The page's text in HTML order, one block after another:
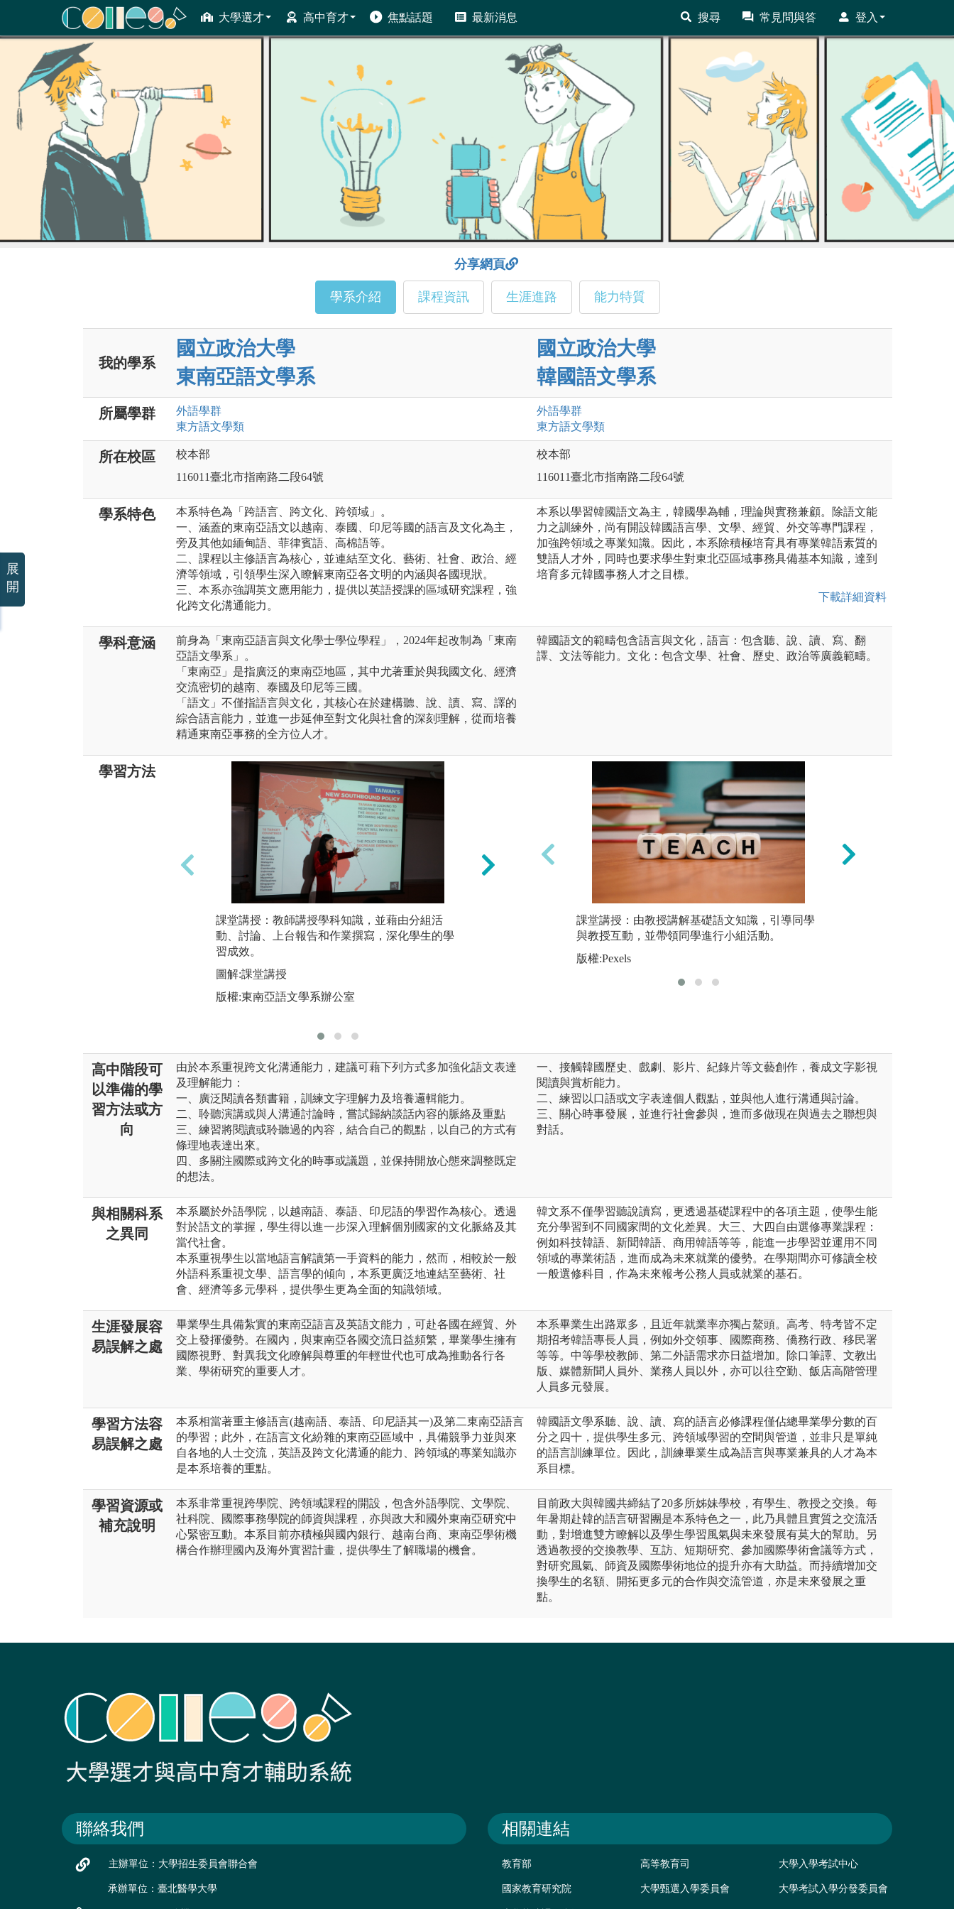
大學選才 高中育才 焦點話題 最新消息 搜尋 常見問與答 登入
ColleGo! 大學選才與高中育才輔助系統
分享網頁
學系介紹 課程資訊 生涯進路 能力特質
我的學系
國立政治大學
東南亞語文學系
國立政治大學
韓國語文學系
所屬學群 外語學群
東方語文學類
外語學群
東方語文學類
所在校區
校本部
116011臺北市指南路二段64號
校本部
116011臺北市指南路二段64號
學系特色
本系特色為「跨語言、跨文化、跨領域」。
一、涵蓋的東南亞語文以越南、泰國、印尼等國的語言及文化為主，
旁及其他如緬甸語、菲律賓語、高棉語等。
二、課程以主修語言為核心，並連結至文化、藝術、社會、政治、經
濟等領域，引領學生深入瞭解東南亞各文明的內涵與各國現狀。
三、本系亦強調英文應用能力，提供以英語授課的區域研究課程，強
化跨文化溝通能力。
本系以學習韓國語文為主，韓國學為輔，理論與實務兼顧。除語文能
力之訓練外，尚有開設韓國語言學、文學、經貿、外交等專門課程，
加強跨領域之專業知識。因此，本系除積極培育具有專業韓語素質的
雙語人才外，同時也要求學生對東北亞區域事務具備基本知識，達到
培育多元韓國事務人才之目標。
下載詳細資料
學科意涵
前身為「東南亞語言與文化學士學位學程」，2024年起改制為「東南
亞語文學系」。
「東南亞」是指廣泛的東南亞地區，其中尤著重於與我國文化、經濟
交流密切的越南、泰國及印尼等三國。
「語文」不僅指語言與文化，其核心在於建構聽、說、讀、寫、譯的
綜合語言能力，並進一步延伸至對文化與社會的深刻理解，從而培養
精通東南亞事務的全方位人才。
韓國語文的範疇包含語言與文化，語言：包含聽、說、讀、寫、翻
譯、文法等能力。文化：包含文學、社會、歷史、政治等廣義範疇。
學習方法
課堂講授：教師講授學科知識，並藉由分組活
動、討論、上台報告和作業撰寫，深化學生的學
習成效。
圖解:課堂講授
版權:東南亞語文學系辦公室
課外學術演講：本系不定期邀請東南亞教研相關
學者進行學術演講，藉由接觸多元的議題，培養
學生跨語言、跨文化、跨領域的知能。
課堂講授：由教授講解基礎語文知識，引導同學
與教授互動，並帶領同學進行小組活動。
版權:Pexels
高中階段可
以準備的學
習方法或方
向
由於本系重視跨文化溝通能力，建議可藉下列方式多加強化語文表達
及理解能力：
一、廣泛閱讀各類書籍，訓練文字理解力及培養邏輯能力。
二、聆聽演講或與人溝通討論時，嘗試歸納談話內容的脈絡及重點
三、練習將閱讀或聆聽過的內容，結合自己的觀點，以自己的方式有
條理地表達出來。
四、多關注國際或跨文化的時事或議題，並保持開放心態來調整既定
的想法。
一、接觸韓國歷史、戲劇、影片、紀錄片等文藝創作，養成文字影視
閱讀與賞析能力。
二、練習以口語或文字表達個人觀點，並與他人進行溝通與討論。
三、關心時事發展，並進行社會參與，進而多做現在與過去之聯想與
對話。
與相關科系
之異同
本系屬於外語學院，以越南語、泰語、印尼語的學習作為核心。透過
對於語文的掌握，學生得以進一步深入理解個別國家的文化脈絡及其
當代社會。
本系重視學生以當地語言解讀第一手資料的能力，然而，相較於一般
外語科系重視文學、語言學的傾向，本系更廣泛地連結至藝術、社
會、經濟等多元學科，提供學生更為全面的知識領域。
韓文系不僅學習聽說讀寫，更透過基礎課程中的各項主題，使學生能
充分學習到不同國家間的文化差異。大三、大四自由選修專業課程：
例如科技韓語、新聞韓語、商用韓語等等，能進一步學習並運用不同
領域的專業術語，進而成為未來就業的優勢。在學期間亦可修讀全校
一般選修科目，作為未來報考公務人員或就業的基石。
生涯發展容
易誤解之處
畢業學生具備紮實的東南亞語言及英語文能力，可赴各國在經貿、外
交上發揮優勢。在國內，與東南亞各國交流日益頻繁，畢業學生擁有
國際視野、對異我文化瞭解與尊重的年輕世代也可成為推動各行各
業、學術研究的重要人才。
本系畢業生出路眾多，且近年就業率亦獨占鰲頭。高考、特考皆不定
期招考韓語專長人員，例如外交領事、國際商務、僑務行政、移民署
等等。中等學校教師、第二外語需求亦日益增加。除口筆譯、文教出
版、媒體新聞人員外、業務人員以外，亦可以往空勤、飯店高階管理
人員多元發展。
學習方法容
易誤解之處
本系相當著重主修語言(越南語、泰語、印尼語其一)及第二東南亞語言
的學習；此外，在語言文化紛雜的東南亞區域中，具備競爭力並與來
自各地的人士交流，英語及跨文化溝通的能力、跨領域的專業知識亦
是本系培養的重點。
韓國語文學系聽、說、讀、寫的語言必修課程僅佔總畢業學分數的百
分之四十，提供學生多元、跨領域學習的空間與管道，並非只是單純
的語言訓練單位。因此，訓練畢業生成為語言與專業兼具的人才為本
系目標。
學習資源或
補充說明
本系非常重視跨學院、跨領域課程的開設，包含外語學院、文學院、
社科院、國際事務學院的師資與課程，亦與政大和國外東南亞研究中
心緊密互動。本系目前亦積極與國內銀行、越南台商、東南亞學術機
構合作辦理國內及海外實習計畫，提供學生了解職場的機會。
目前政大與韓國共締結了20多所姊妹學校，有學生、教授之交換。每
年暑期赴韓的語言研習團是本系特色之一，此乃具體且實質之交流活
動，對增進雙方瞭解以及學生學習風氣與未來發展有莫大的幫助。另
透過教授的交換教學、互訪、短期研究、參加國際學術會議等方式，
對研究風氣、師資及國際學術地位的提升亦有大助益。而持續增加交
換學生的名額、開拓更多元的合作與交流管道，亦是未來發展之重
點。
聯絡我們
主辦單位：大學招生委員會聯合會
承辦單位：臺北醫學大學
相關連結
教育部 高等教育司 大學入學考試中心
國家教育研究院 大學甄選入學委員會 大學考試入學分發委員會
展
開